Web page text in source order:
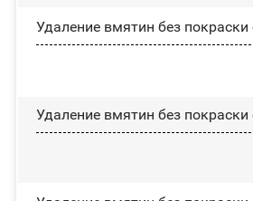
Удаление вмятин без покраски
Удаление вмятин без